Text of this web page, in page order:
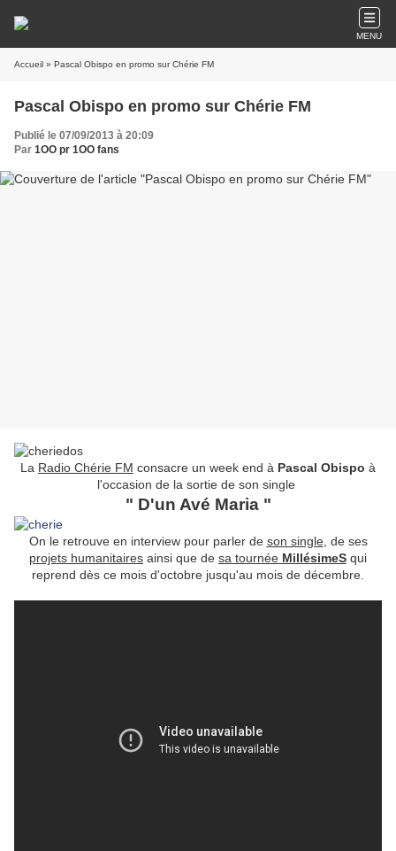
MENU
Accueil » Pascal Obispo en promo sur Chérie FM
Pascal Obispo en promo sur Chérie FM
Publié le 07/09/2013 à 20:09
Par 1OO pr 1OO fans
La Radio Chérie FM consacre un week end à Pascal Obispo à
l'occasion de la sortie de son single
" D'un Avé Maria "
On le retrouve en interview pour parler de son single, de ses
projets humanitaires ainsi que de sa tournée MillésimeS qui
reprend dès ce mois d'octobre jusqu'au mois de décembre.